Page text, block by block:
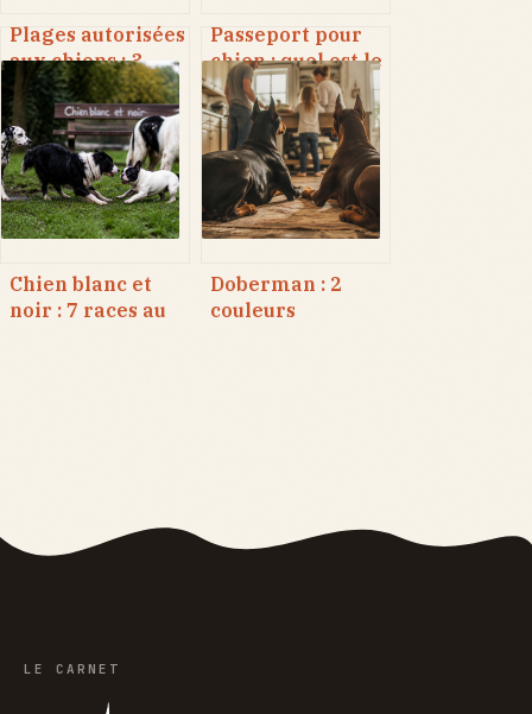
Plages autorisées
aux chiens : 3
règles d’or pour
éviter les
amendes et
profiter du
littoral
Passeport pour
chien : quel est le
coût réel et les
démarches
obligatoires ?
Chien blanc et
noir : 7 races au
Doberman : 2
couleurs
LE CARNET